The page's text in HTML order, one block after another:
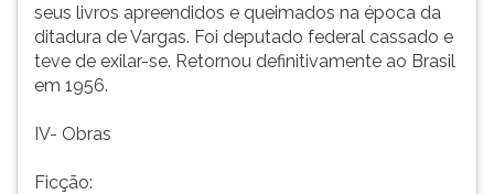
seus livros apreendidos e queimados na época da
ditadura de Vargas. Foi deputado federal cassado e
teve de exilar-se. Retornou definitivamente ao Brasil
em 1956.
IV- Obras
Ficção: